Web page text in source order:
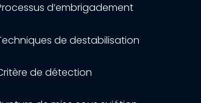
d’embrigadement
de destabilisation
de détection